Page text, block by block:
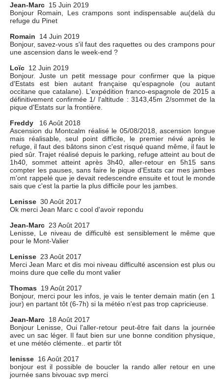
Jean-Marc 15 Juin 2019
Bonjour Romain, Les crampons sont indispensable au(delà du
refuge du Pinet
Romain
14 Juin 2019
Bonjour, savez-vous s'il faut des raquettes ou des crampons pour
une ascension dans le week-end ?
Loïc 12 Juin 2019
Bonjour. Juste un petit message pour confirmer que la pique
d'Estats est bien autant française qu'espagnole (ou autant
occitane que catalane). L'expédition franco-espagnole de 2015 a
définitivement confirmée 1/ l'altitude : 3143,45m 2/sommet de la
pique d'Estats sur la frontière.
Freddy
16 Août 2018
Ascension du Montcalm réalisé le 05/08/2018, ascension longue
mais réalisable, seul point difficile, le premier névé après le
refuge, il faut des bâtons sinon c'est risqué quand même, il faut le
pied sûr. Trajet réalisé depuis le parking, refuge atteint au bout de
1h40, sommet atteint après 3h40, aller-retour en 5h15 sans
compter les pauses, sans faire le pique d'Estats car mes jambes
m'ont rappelé que je devait redescendre ensuite et tout le monde
sais que c'est la partie la plus difficile pour les jambes.
Lenisse 30 Août 2017
Ok merci Jean Marc c cool d'avoir repondu
Jean-Marc 23 Août 2017
Lenisse, Le niveau de difficulté est sensiblement le même que
pour le Mont-Valier
Lenisse 23 Août 2017
Merci Jean Marc et dis moi niveau difficulté ascension est plus ou
moins dure que celle du mont valier
Thomas 19 Août 2017
Bonjour, merci pour les infos, je vais le tenter demain matin (en 1
jour) en partant tôt (6-7h) si la météo n'est pas trop capricieuse.
Jean-Marc 18 Août 2017
Bonjour Lenisse, Oui l'aller-retour peut-être fait dans la journée
avec un sac léger. Il faut bien sur une bonne condition physique,
et une météo clémente.. et partir tôt
lenisse 16 Août 2017
bonjour est il possible de boucler la rando aller retour en une
journée sans bivouac svp merci